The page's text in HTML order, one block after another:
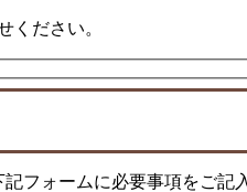
ください。
フォームに必要事項をご記